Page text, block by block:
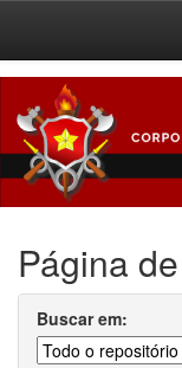
navigation
Página
Buscar em: